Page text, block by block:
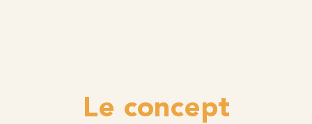
Le concept